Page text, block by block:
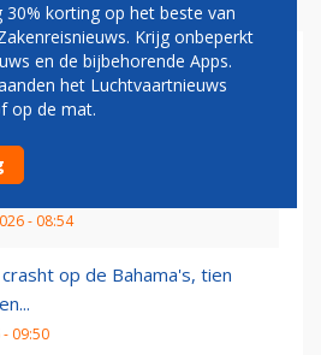
Bombardier Global 8000-
- 08:54
op de Bahama's, tien
09:50
korting op het beste van
Krijg onbeperkt
en de bijbehorende Apps.
het Luchtvaartnieuws
op de mat.